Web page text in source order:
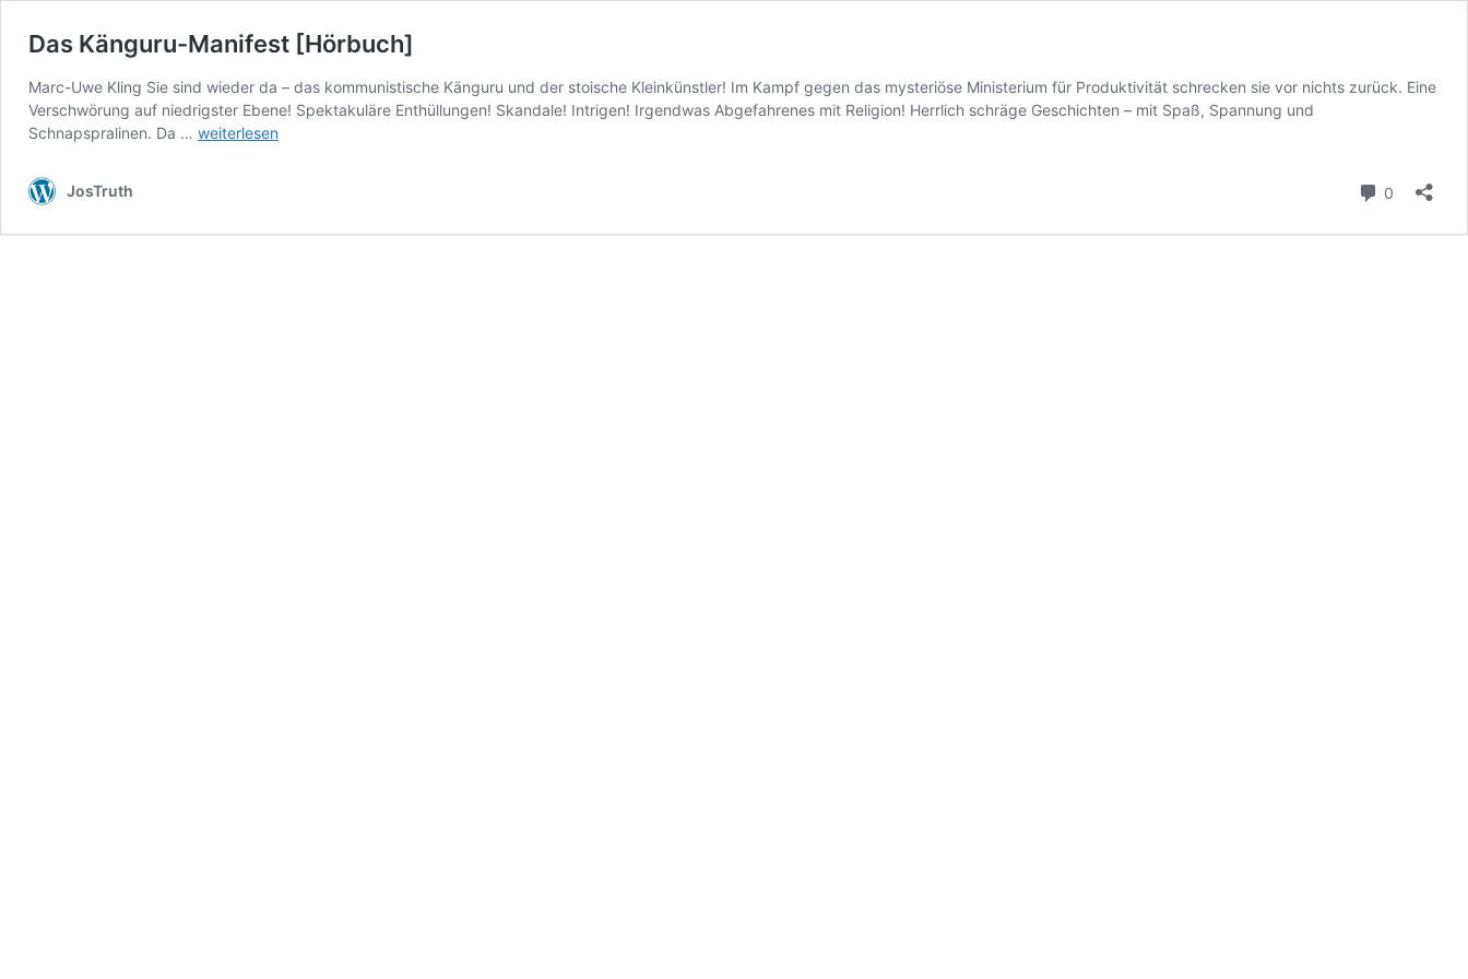
Das Känguru-Manifest [Hörbuch]
Marc-Uwe Kling Sie sind wieder da – das kommunistische Känguru und der stoische Kleinkünstler! Im Kampf gegen das mysteriöse Ministerium für Produktivität schrecken sie vor nichts zurück. Eine
Verschwörung auf niedrigster Ebene! Spektakuläre Enthüllungen! Skandale! Intrigen! Irgendwas Abgefahrenes mit Religion! Herrlich schräge Geschichten – mit Spaß, Spannung und
Schnapspralinen. Da … Das
weiterlesen
JosTruth 0